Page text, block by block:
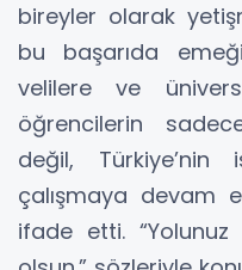
bireyler olarak
bu başarıda
velilere ve
öğrencilerin
değil,
çalışmaya devam
ifade etti. “Yolunuz